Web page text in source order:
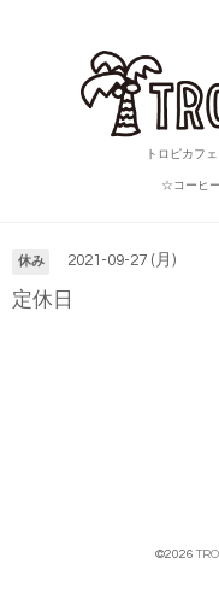
トロピカフェ
☆コーヒー
休み 2021-09-27 (月)
定休日
©2026